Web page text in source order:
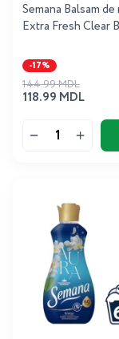
Semana Balsam
Extra Fresh Clear
-17%
118.99 MDL
144.99 MDL